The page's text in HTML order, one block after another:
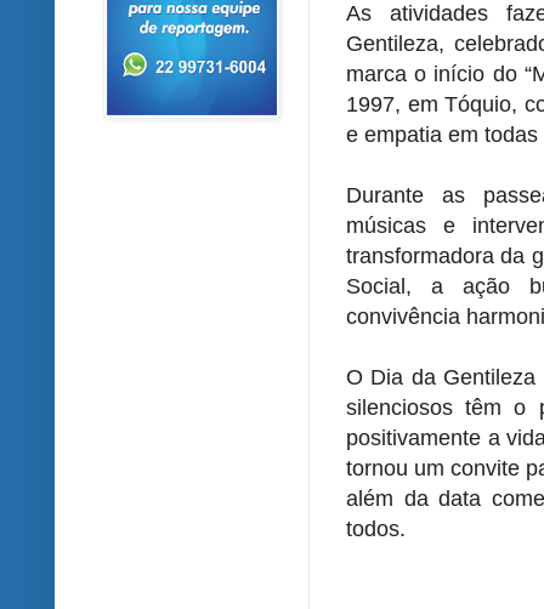
As atividades
Gentileza,
marca o início do
1997, em Tóquio,
e empatia em
Durante as
músicas e
transformadora da
Social, a ação
convivência
O Dia da
silenciosos têm o
positivamente a
tornou um convite
além da data
todos.